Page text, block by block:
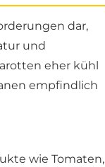
dar,
und
eher kühl
empfindlich
wie Tomaten,